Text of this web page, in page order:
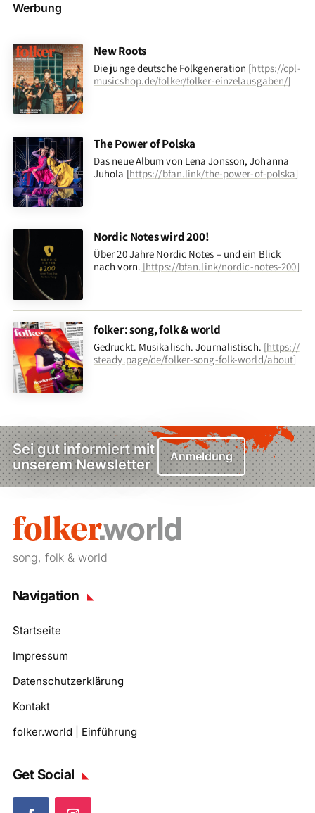
Werbung
New Roots
Die junge deutsche Folkgeneration [https://cpl-
musicshop.de/folker/folker-einzelausgaben/]
The Power of Polska
Das neue Album von Lena Jonsson, Johanna
Juhola [https://bfan.link/the-power-of-polska]
Nordic Notes wird 200!
Über 20 Jahre Nordic Notes – und ein Blick
nach vorn. [https://bfan.link/nordic-notes-200]
folker: song, folk & world
Gedruckt. Musikalisch. Journalistisch. [https://
steady.page/de/folker-song-folk-world/about]
Sei gut informiert mit
unserem Newsletter
Anmeldung
song, folk & world
Navigation
Startseite
Impressum
Datenschutzerklärung
Kontakt
folker.world | Einführung
Get Social